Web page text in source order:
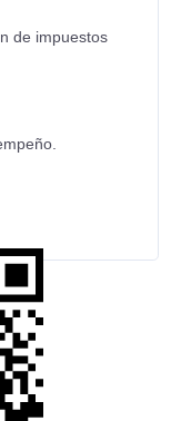
de impuestos